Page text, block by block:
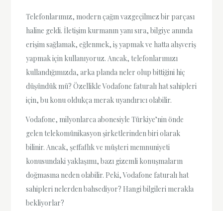
Telefonlarımız, modern çağın vazgeçilmez bir parçası
haline geldi. İletişim kurmanın yanı sıra, bilgiye anında
erişim sağlamak, eğlenmek, iş yapmak ve hatta alışveriş
yapmak için kullanıyoruz. Ancak, telefonlarımızı
kullandığımızda, arka planda neler olup bittiğini hiç
düşündük mü? Özellikle Vodafone faturalı hat sahipleri
için, bu konu oldukça merak uyandırıcı olabilir.
Vodafone, milyonlarca abonesiyle Türkiye’nin önde
gelen telekomünikasyon şirketlerinden biri olarak
bilinir. Ancak, şeffaflık ve müşteri memnuniyeti
konusundaki yaklaşımı, bazı gizemli konuşmaların
doğmasına neden olabilir. Peki, Vodafone faturalı hat
sahipleri nelerden bahsediyor? Hangi bilgileri merakla
bekliyorlar?